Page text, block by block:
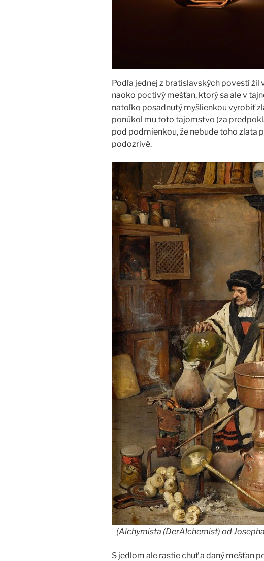
Podľa jednej z bratislavských povestí žil
naoko poctivý mešťan, ktorý sa ale v
natoľko posadnutý myšlienkou vyrobiť
ponúkol mu toto tajomstvo (za
pod podmienkou, že nebude toho zlata
podozrivé.
(Alchymista (DerAlchemist) od
S jedlom ale rastie chuť a daný mešťan